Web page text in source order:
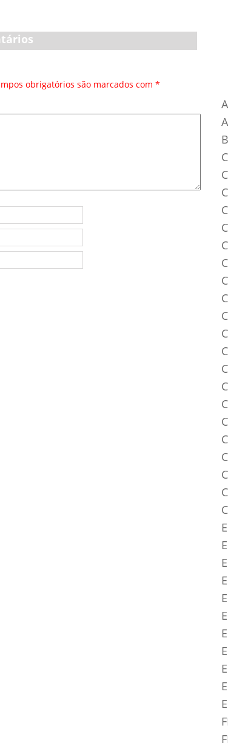
obrigatórios são marcados com *